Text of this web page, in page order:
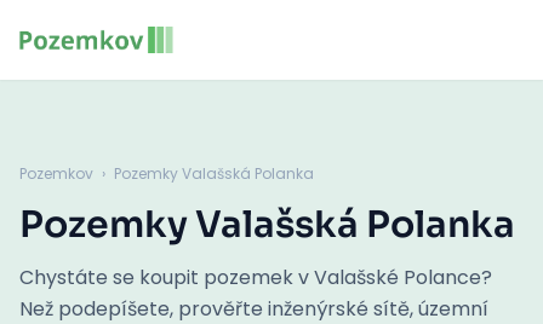
Pozemkov › Pozemky Valašská Polanka
Pozemky Valašská Polanka
Chystáte se koupit pozemek v Valašské Polance?
Než podepíšete, prověřte inženýrské sítě, územní